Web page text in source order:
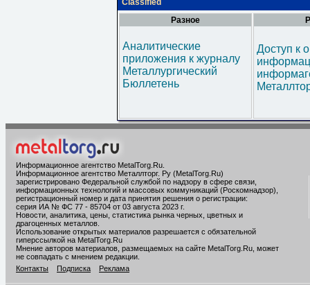
Classified
Разное
Аналитические
приложения к журналу
Металлургический
Бюллетень
Доступ к
Информационное агентство MetalTorg.Ru
Информационное агентство Металлторг. Ру (MetalTorg.Ru)
зарегистрировано Федеральной службой по надзору в сфере связи,
информационных технологий и массовых коммуникаций (Роскомнадзор),
регистрационный номер и дата принятия решения о регистрации:
серия ИА № ФС 77 - 85704 от 03 августа 2023 г.
Новости, аналитика, цены, статистика рынка черных, цветных и
драгоценных металлов.
Использование открытых материалов разрешается с обязательной
гиперссылкой на MetalTorg.Ru
Мнение авторов материалов, размещаемых на сайте MetalTorg.Ru, может
не совпадать с мнением редакции.
Контакты
Подписка Реклама